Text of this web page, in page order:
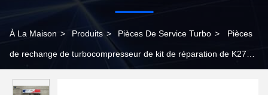
À La Maison > Produits > Pièces De Service Turbo > Pièces
de rechange de turbocompresseur de kit de réparation de K27